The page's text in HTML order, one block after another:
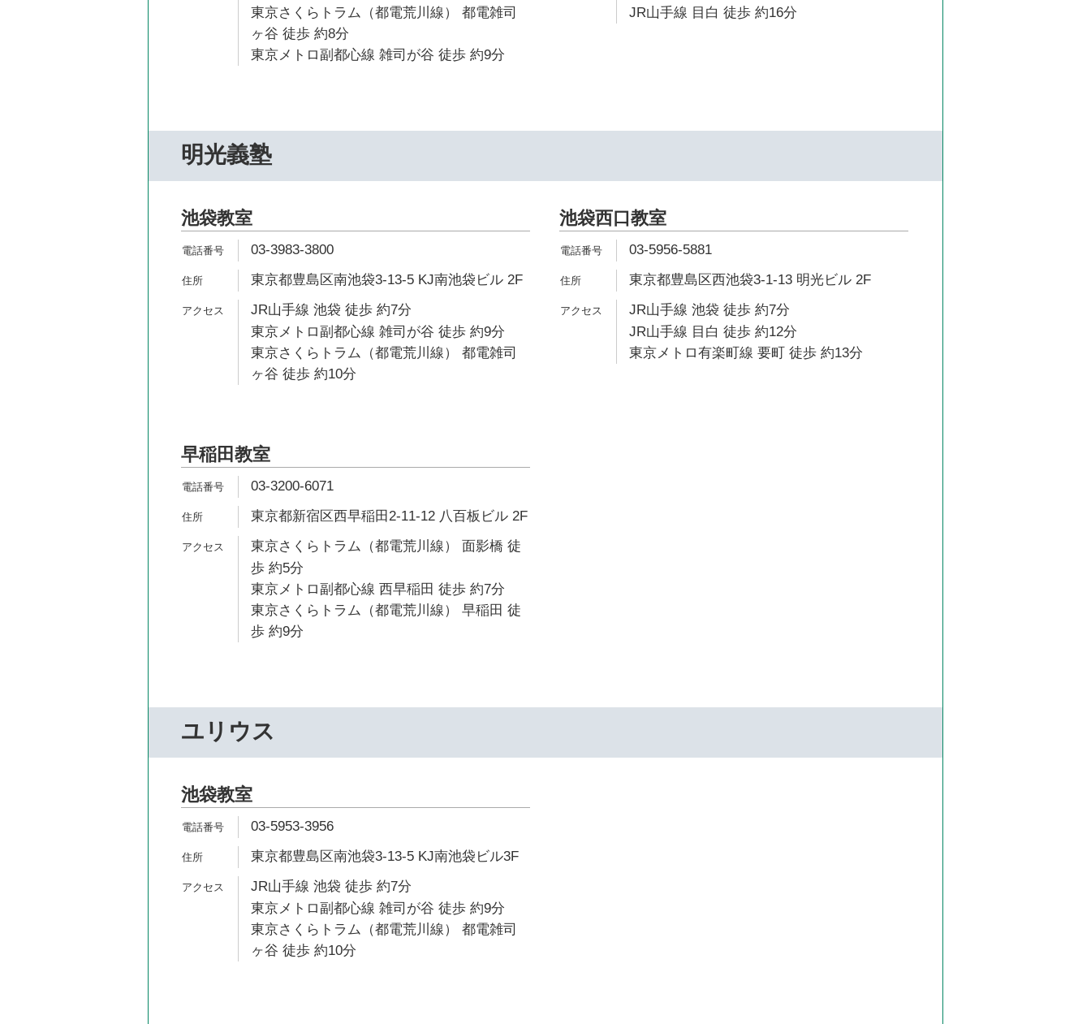
東京さくらトラム（都電荒川線） 都電雑司
ヶ谷 徒歩 約8分
東京メトロ副都心線 雑司が谷 徒歩 約9分
JR山手線 目白 徒歩 約16分
明光義塾
池袋教室
03-3983-3800
東京都豊島区南池袋3-13-5 KJ南池袋ビル 2F
JR山手線 池袋 徒歩 約7分
東京メトロ副都心線 雑司が谷 徒歩 約9分
東京さくらトラム（都電荒川線） 都電雑司
ヶ谷 徒歩 約10分
池袋西口教室
03-5956-5881
東京都豊島区西池袋3-1-13 明光ビル 2F
JR山手線 池袋 徒歩 約7分
JR山手線 目白 徒歩 約12分
東京メトロ有楽町線 要町 徒歩 約13分
早稲田教室
03-3200-6071
東京都新宿区西早稲田2-11-12 八百板ビル 2F
東京さくらトラム（都電荒川線） 面影橋 徒
歩 約5分
東京メトロ副都心線 西早稲田 徒歩 約7分
東京さくらトラム（都電荒川線） 早稲田 徒
歩 約9分
ユリウス
池袋教室
03-5953-3956
東京都豊島区南池袋3-13-5 KJ南池袋ビル3F
JR山手線 池袋 徒歩 約7分
東京メトロ副都心線 雑司が谷 徒歩 約9分
東京さくらトラム（都電荒川線） 都電雑司
ヶ谷 徒歩 約10分